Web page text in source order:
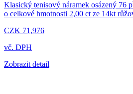
Klasický tenisový náramek osázený 76
o celkové hmotnosti 2,00 ct ze 14kt
CZK 71,976
vč. DPH
Zobrazit detail